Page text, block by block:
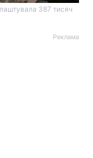
387 тисяч
Реклама